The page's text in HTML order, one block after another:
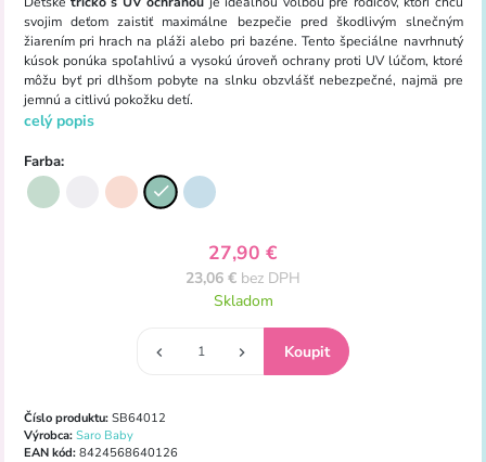
svojim deťom zaistiť maximálne bezpečie pred škodlivým slnečným
žiarením pri hrach na pláži alebo pri bazéne. Tento špeciálne navrhnutý
kúsok ponúka spoľahlivú a vysokú úroveň ochrany proti UV lúčom, ktoré
môžu byť pri dlhšom pobyte na slnku obzvlášť nebezpečné, najmä pre
jemnú a citlivú pokožku detí.
celý popis
Farba:
27,90 €
23,06 € bez DPH
Skladom
Číslo produktu:SB64012
Výrobca: Saro Baby
EAN kód:8424568640126